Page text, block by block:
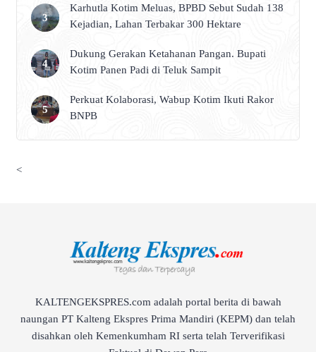
Karhutla Kotim Meluas, BPBD Sebut Sudah 138
Kejadian, Lahan Terbakar 300 Hektare
Dukung Gerakan Ketahanan Pangan. Bupati
Kotim Panen Padi di Teluk Sampit
Perkuat Kolaborasi, Wabup Kotim Ikuti Rakor
BNPB
<
KALTENGEKSPRES.com adalah portal berita di bawah
naungan PT Kalteng Ekspres Prima Mandiri (KEPM) dan telah
disahkan oleh Kemenkumham RI serta telah Terverifikasi